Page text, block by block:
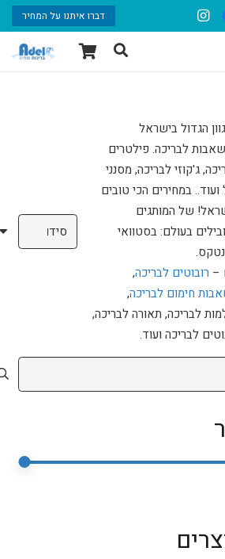
דברו איתנו על המחיר
הגדול בישראל
לבריכה. פילטרים
ג'קוזי לבריכה, מסנני
ועוד.. במחירים הכי טובים
של המותגים
בעולם: בסטוואי
– רובוטים לבריכה,
חימום לבריכה,
לבריכה, תאורה לבריכה,
לבריכה ועוד.